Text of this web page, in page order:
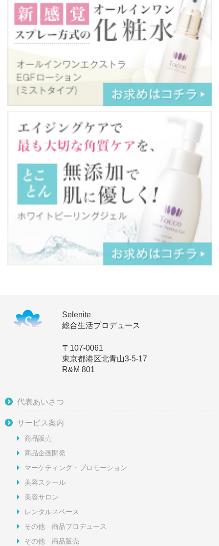
Selenite
総合生活プロデュース
〒107-0061
東京都港区北青山3-5-17
R&M 801
代表あいさつ
サービス案内
商品販売
商品企画開発
マーケティング・プロモーション
美容スクール
美容サロン
レンタルスペース
その他 商品プロデュース
その他 商品販売